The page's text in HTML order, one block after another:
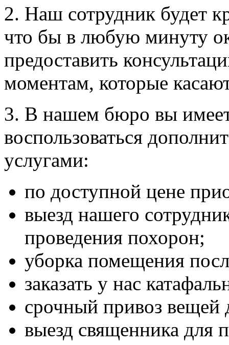
2. Наш сотрудник будет
что бы в любую минуту
предоставить
моментам, которые
3. В нашем бюро вы
воспользоваться
услугами:
по доступной цене
выезд нашего
проведения похорон;
уборка помещения
заказать у нас
срочный привоз вещей
выезд священника для